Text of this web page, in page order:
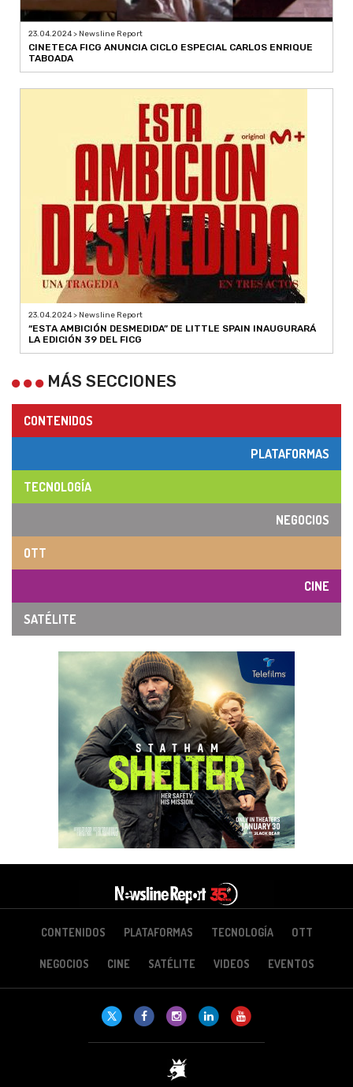
23.04.2024 > Newsline Report
CINETECA FICG ANUNCIA CICLO ESPECIAL CARLOS ENRIQUE
TABOADA
23.04.2024 > Newsline Report
“ESTA AMBICIÓN DESMEDIDA” DE LITTLE SPAIN INAUGURARÁ
LA EDICIÓN 39 DEL FICG
MÁS SECCIONES
CONTENIDOS
PLATAFORMAS
TECNOLOGÍA
NEGOCIOS
OTT
CINE
SATÉLITE
CONTENIDOS PLATAFORMAS TECNOLOGÍA OTT
NEGOCIOS CINE SATÉLITE VIDEOS EVENTOS